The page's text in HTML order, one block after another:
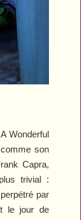
A Wonderful
son
Capra,
trivial :
par
le jour de